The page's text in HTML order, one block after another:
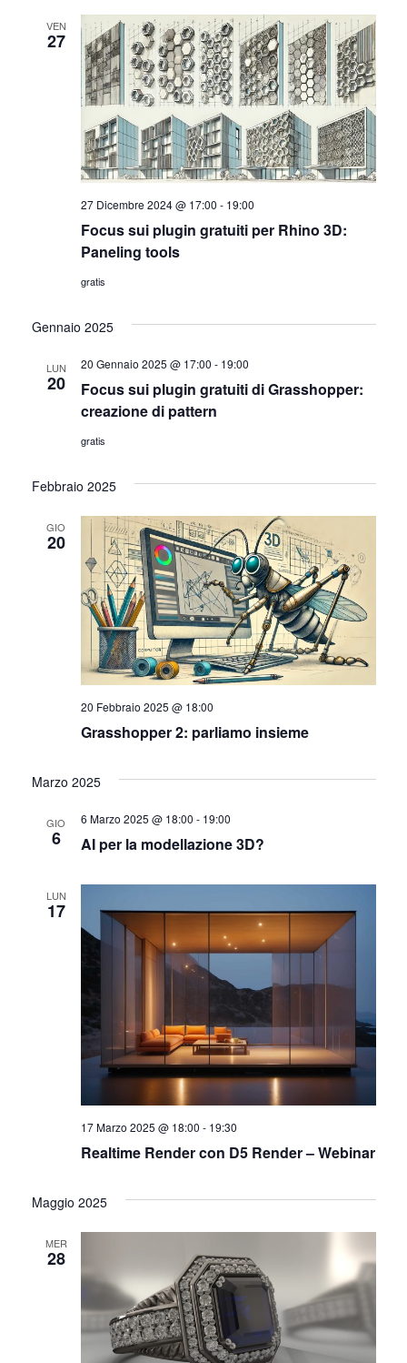
c
a
e
v
i
t
a
z
i
o
n
e
i
g
a
z
i
o
n
VEN
27
Focus sui plugin gratuiti per Rhino 3D:
Paneling tools
27 Dicembre 2024 @ 17:00 - 19:00
gratis
Gennaio 2025
LUN
20
Focus sui plugin gratuiti di Grasshopper:
creazione di pattern
20 Gennaio 2025 @ 17:00 - 19:00
gratis
Febbraio 2025
GIO
20
Grasshopper 2: parliamo insieme
20 Febbraio 2025 @ 18:00
Marzo 2025
GIO
6 AI per la modellazione 3D?
6 Marzo 2025 @ 18:00 - 19:00
LUN
17
Realtime Render con D5 Render – Webinar
17 Marzo 2025 @ 18:00 - 19:30
Maggio 2025
MER
28